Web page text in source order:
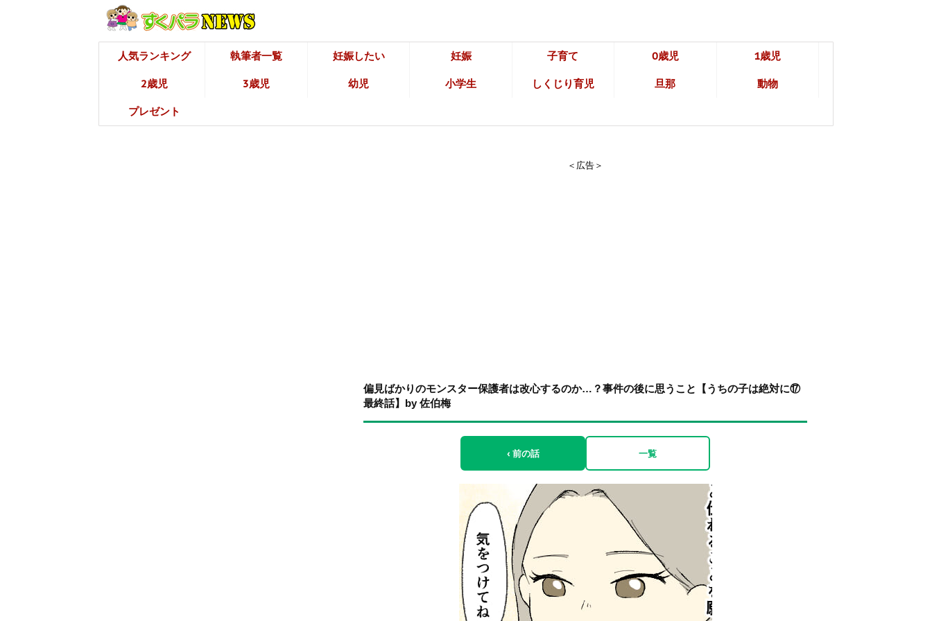
人気ランキング 執筆者一覧 妊娠したい 妊娠 子育て 0歳児 1歳児
2歳児 3歳児 幼児 小学生 しくじり育児 旦那 動物
プレゼント
＜広告＞
偏見ばかりのモンスター保護者は改心するのか…？事件の後に思うこと【うちの子は絶対に⑰
最終話】by 佐伯梅
‹ 前の話 一覧